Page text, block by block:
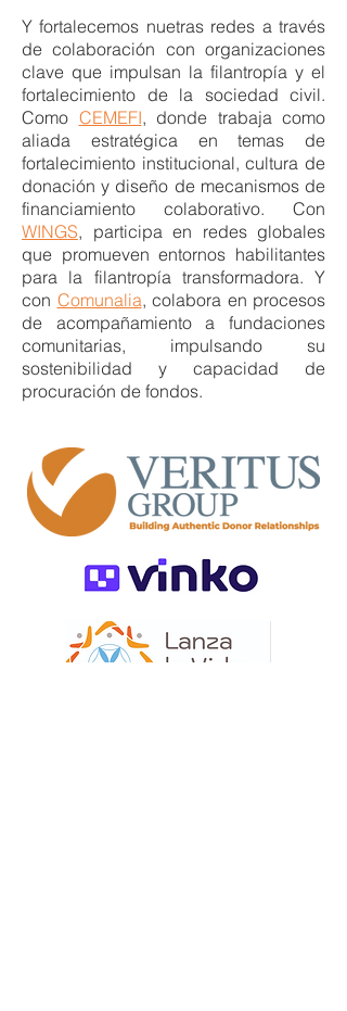
Y fortalecemos nuetras redes a través
de colaboración con organizaciones
clave que impulsan la filantropía y el
fortalecimiento de la sociedad civil.
Como CEMEFI, donde trabaja como
aliada estratégica en temas de
fortalecimiento institucional, cultura de
donación y diseño de mecanismos de
financiamiento colaborativo. Con
WINGS, participa en redes globales
que promueven entornos habilitantes
para la filantropía transformadora. Y
con Comunalia, colabora en procesos
de acompañamiento a fundaciones
comunitarias, impulsando su
sostenibilidad y capacidad de
procuración de fondos.